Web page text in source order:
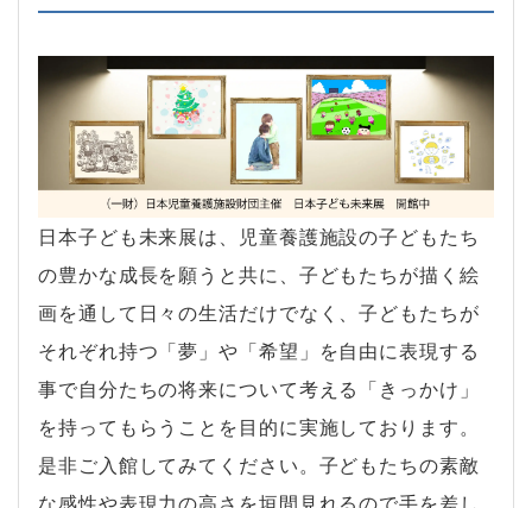
日本子ども未来展は、児童養護施設の子どもたち
の豊かな成長を願うと共に、子どもたちが描く絵
画を通して日々の生活だけでなく、子どもたちが
それぞれ持つ「夢」や「希望」を自由に表現する
事で自分たちの将来について考える「きっかけ」
を持ってもらうことを目的に実施しております。
是非ご入館してみてください。子どもたちの素敵
な感性や表現力の高さを垣間見れるので手を差し